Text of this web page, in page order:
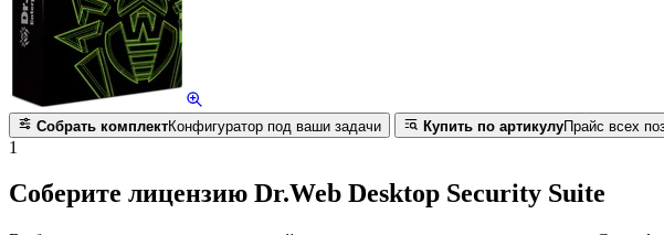
Собрать комплектКонфигуратор под ваши задачи Купить по артикулуПрайс всех
1
Соберите лицензию Dr.Web Desktop Security Suite